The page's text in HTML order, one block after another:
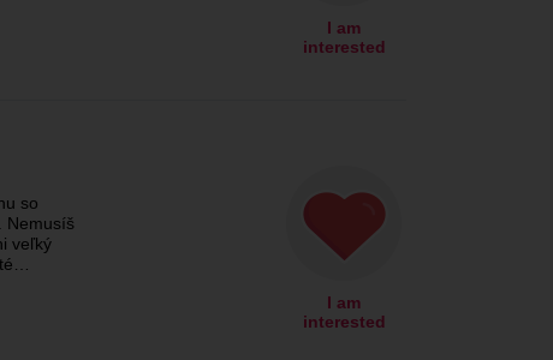
I am
interested
so
Nemusíš
veľký
I am
interested